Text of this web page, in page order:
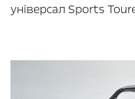
універсал Sports